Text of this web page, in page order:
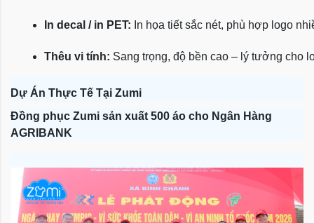
In decal / in PET: In họa tiết sắc nét, phù hợp logo
Thêu vi tính: Sang trọng, độ bền cao – lý tưởng cho
Dự Án Thực Tế Tại Zumi
Đồng phục Zumi sản xuất 500 áo cho Ngân Hàng
AGRIBANK